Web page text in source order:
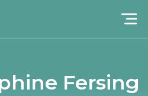
Fersing​